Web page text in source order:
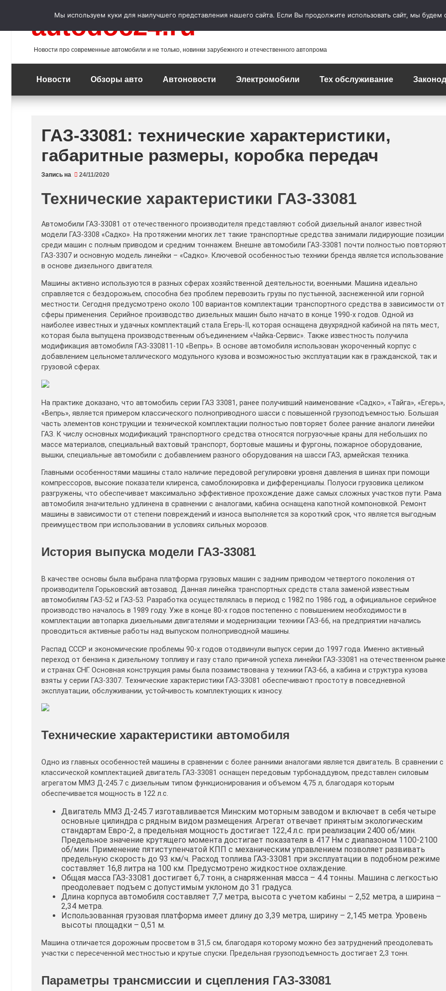
autodoc24.ru
Новости про современные автомобили и не только, новинки зарубежного и отечественного автопрома
Новости Обзоры авто Автоновости Электромобили Тех обслуживание
ГАЗ-33081: технические характеристики,
габаритные размеры, коробка передач
Запись на 24/11/2020
Технические характеристики ГАЗ-33081
Автомобили ГАЗ-33081 от отечественного производителя представляют собой дизельный аналог известной
модели ГАЗ-3308 «Садко». На протяжении многих лет такие транспортные средства занимали лидирующие позиции
среди машин с полным приводом и средним тоннажем. Внешне автомобили ГАЗ-33081 почти полностью повторяют
ГАЗ-3307 и основную модель линейки – «Садко». Ключевой особенностью техники бренда является использование
в основе дизельного двигателя.
Машины активно используются в разных сферах хозяйственной деятельности, военными. Машина идеально
справляется с бездорожьем, способна без проблем перевозить грузы по пустынной, заснеженной или горной
местности. Сегодня предусмотрено около 100 вариантов комплектации транспортного средства в зависимости от
сферы применения. Серийное производство дизельных машин было начато в конце 1990-х годов. Одной из
наиболее известных и удачных комплектаций стала Егерь-II, которая оснащена двухрядной кабиной на пять мест,
которая была выпущена производственным объединением «Чайка-Сервис». Также известность получила
модификация автомобиля ГАЗ-330811-10 «Вепрь». В основе автомобиля использован укороченный корпус с
добавлением цельнометаллического модульного кузова и возможностью эксплуатации как в гражданской, так и
грузовой сферах.
На практике доказано, что автомобиль серии ГАЗ 33081, ранее получивший наименование «Садко», «Тайга», «Егерь»,
«Вепрь», является примером классического полноприводного шасси с повышенной грузоподъемностью. Большая
часть элементов конструкции и технической комплектации полностью повторяет более ранние аналоги линейки
ГАЗ. К числу основных модификаций транспортного средства относятся погрузочные краны для небольших по
массе материалов, специальный вахтовый транспорт, бортовые машины и фургоны, пожарное оборудование,
вышки, специальные автомобили с добавлением разного оборудования на шасси ГАЗ, армейская техника.
Главными особенностями машины стало наличие передовой регулировки уровня давления в шинах при помощи
компрессоров, высокие показатели клиренса, самоблокировка и дифференциалы. Полуоси грузовика целиком
разгружены, что обеспечивает максимально эффективное прохождение даже самых сложных участков пути. Рама
автомобиля значительно удлинена в сравнении с аналогами, кабина оснащена капотной компоновкой. Ремонт
машины в зависимости от степени повреждений и износа выполняется за короткий срок, что является выгодным
преимуществом при использовании в условиях сильных морозов.
История выпуска модели ГАЗ-33081
В качестве основы была выбрана платформа грузовых машин с задним приводом четвертого поколения от
производителя Горьковский автозавод. Данная линейка транспортных средств стала заменой известным
автомобилям ГАЗ-52 и ГАЗ-53. Разработка осуществлялась в период с 1982 по 1986 год, а официальное серийное
производство началось в 1989 году. Уже в конце 80-х годов постепенно с повышением необходимости в
комплектации автопарка дизельными двигателями и модернизации техники ГАЗ-66, на предприятии начались
проводиться активные работы над выпуском полноприводной машины.
Распад СССР и экономические проблемы 90-х годов отодвинули выпуск серии до 1997 года. Именно активный
переход от бензина к дизельному топливу и газу стало причиной успеха линейки ГАЗ-33081 на отечественном рынке
и странах СНГ. Основная конструкция рамы была позаимствована у техники ГАЗ-66, а кабина и структура кузова
взяты у серии ГАЗ-3307. Технические характеристики ГАЗ-33081 обеспечивают простоту в повседневной
эксплуатации, обслуживании, устойчивость комплектующих к износу.
Технические характеристики автомобиля
Одно из главных особенностей машины в сравнении с более ранними аналогами является двигатель. В сравнении с
классической комплектацией двигатель ГАЗ-33081 оснащен передовым турбонаддувом, представлен силовым
агрегатом ММЗ Д-245.7 с дизельным типом функционирования и объемом 4,75 л, благодаря которым
обеспечивается мощность в 122 л.с.
Двигатель ММЗ Д-245.7 изготавливается Минским моторным заводом и включает в себя четыре
основные цилиндра с рядным видом размещения. Агрегат отвечает принятым экологическим
стандартам Евро-2, а предельная мощность достигает 122,4 л.с. при реализации 2400 об/мин.
Предельное значение крутящего момента достигает показателя в 417 Нм с диапазоном 1100-2100
об/мин. Применение пятиступенчатой КПП с механическим управлением позволяет развивать
предельную скорость до 93 км/ч. Расход топлива ГАЗ-33081 при эксплуатации в подобном режиме
составляет 16,8 литра на 100 км. Предусмотрено жидкостное охлаждение.
Общая масса ГАЗ-33081 достигает 6,7 тонн, а снаряженная масса – 4.4 тонны. Машина с легкостью
преодолевает подъем с допустимым уклоном до 31 градуса.
Длина корпуса автомобиля составляет 7,7 метра, высота с учетом кабины – 2,52 метра, а ширина –
2,34 метра.
Использованная грузовая платформа имеет длину до 3,39 метра, ширину – 2,145 метра. Уровень
высоты площадки – 0,51 м.
Машина отличается дорожным просветом в 31,5 см, благодаря которому можно без затруднений преодолевать
участки с пересеченной местностью и крутые спуски. Предельная грузоподъемность достигает 2,3 тонн.
Параметры трансмиссии и сцепления ГАЗ-33081
Мы используем куки для наилучшего представления нашего сайта. Если Вы продолжите использовать сайт, мы будем